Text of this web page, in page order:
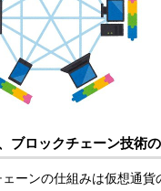
ブロックチェーン技術
ーンの仕組みは仮想通貨